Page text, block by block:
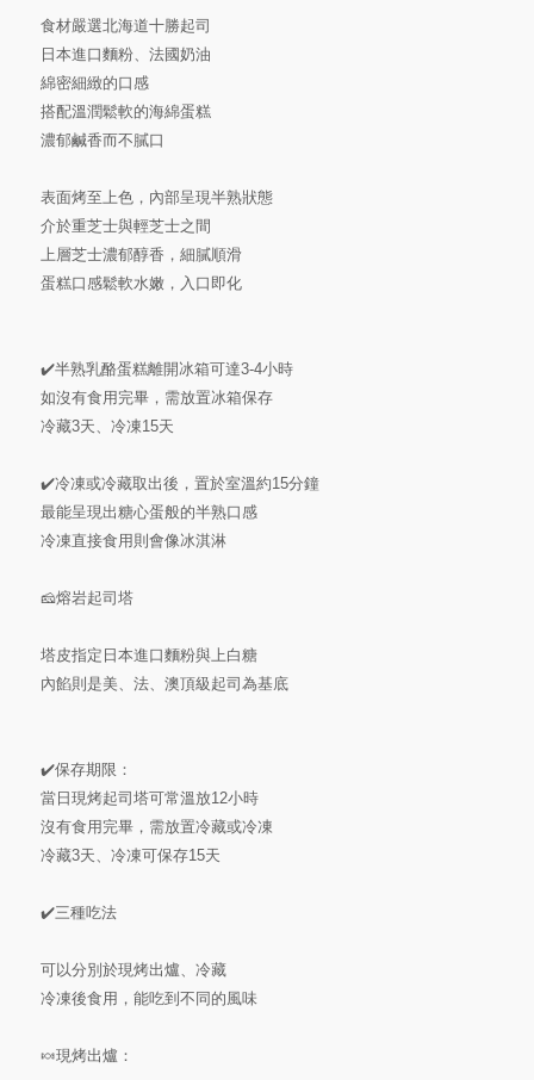
食材嚴選北海道十勝起司
日本進口麵粉、法國奶油
綿密細緻的口感
搭配溫潤鬆軟的海綿蛋糕
濃郁鹹香而不膩口
表面烤至上色，內部呈現半熟狀態
介於重芝士與輕芝士之間
上層芝士濃郁醇香，細膩順滑
蛋糕口感鬆軟水嫩，入口即化
✔️半熟乳酪蛋糕離開冰箱可達3-4小時
如沒有食用完畢，需放置冰箱保存
冷藏3天、冷凍15天
✔️冷凍或冷藏取出後，置於室溫約15分鐘
最能呈現出糖心蛋般的半熟口感
冷凍直接食用則會像冰淇淋
🧀️熔岩起司塔
塔皮指定日本進口麵粉與上白糖
內餡則是美、法、澳頂級起司為基底
✔️保存期限：
當日現烤起司塔可常溫放12小時
沒有食用完畢，需放置冷藏或冷凍
冷藏3天、冷凍可保存15天
✔️三種吃法
可以分別於現烤出爐、冷藏
冷凍後食用，能吃到不同的風味
🍬現烤出爐：